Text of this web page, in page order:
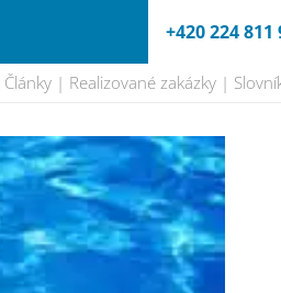
+420 224 811
Články Realizované zakázky